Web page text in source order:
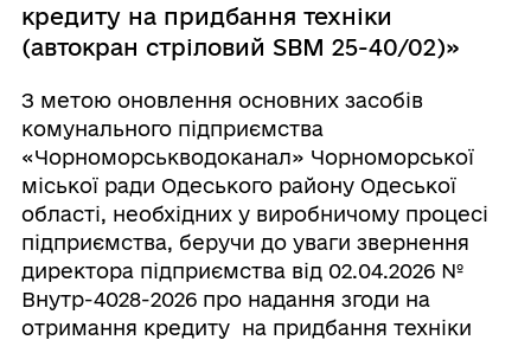
кредиту на придбання техніки
(автокран стріловий SBM 25-40/02)»
З метою оновлення основних засобів
комунального підприємства
«Чорноморськводоканал» Чорноморської
міської ради Одеського району Одеської
області, необхідних у виробничому процесі
підприємства, беручи до уваги звернення
директора підприємства від 02.04.2026 №
Внутр-4028-2026 про надання згоди на
отримання кредиту на придбання техніки